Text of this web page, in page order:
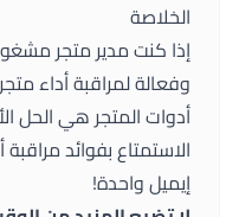
الخلاصة
إذا كنت مدير متجر
وفعالة لمراقبة أداء
أدوات المتجرهي الحل
الاستمتاع بفوائد
إيميل واحدة!